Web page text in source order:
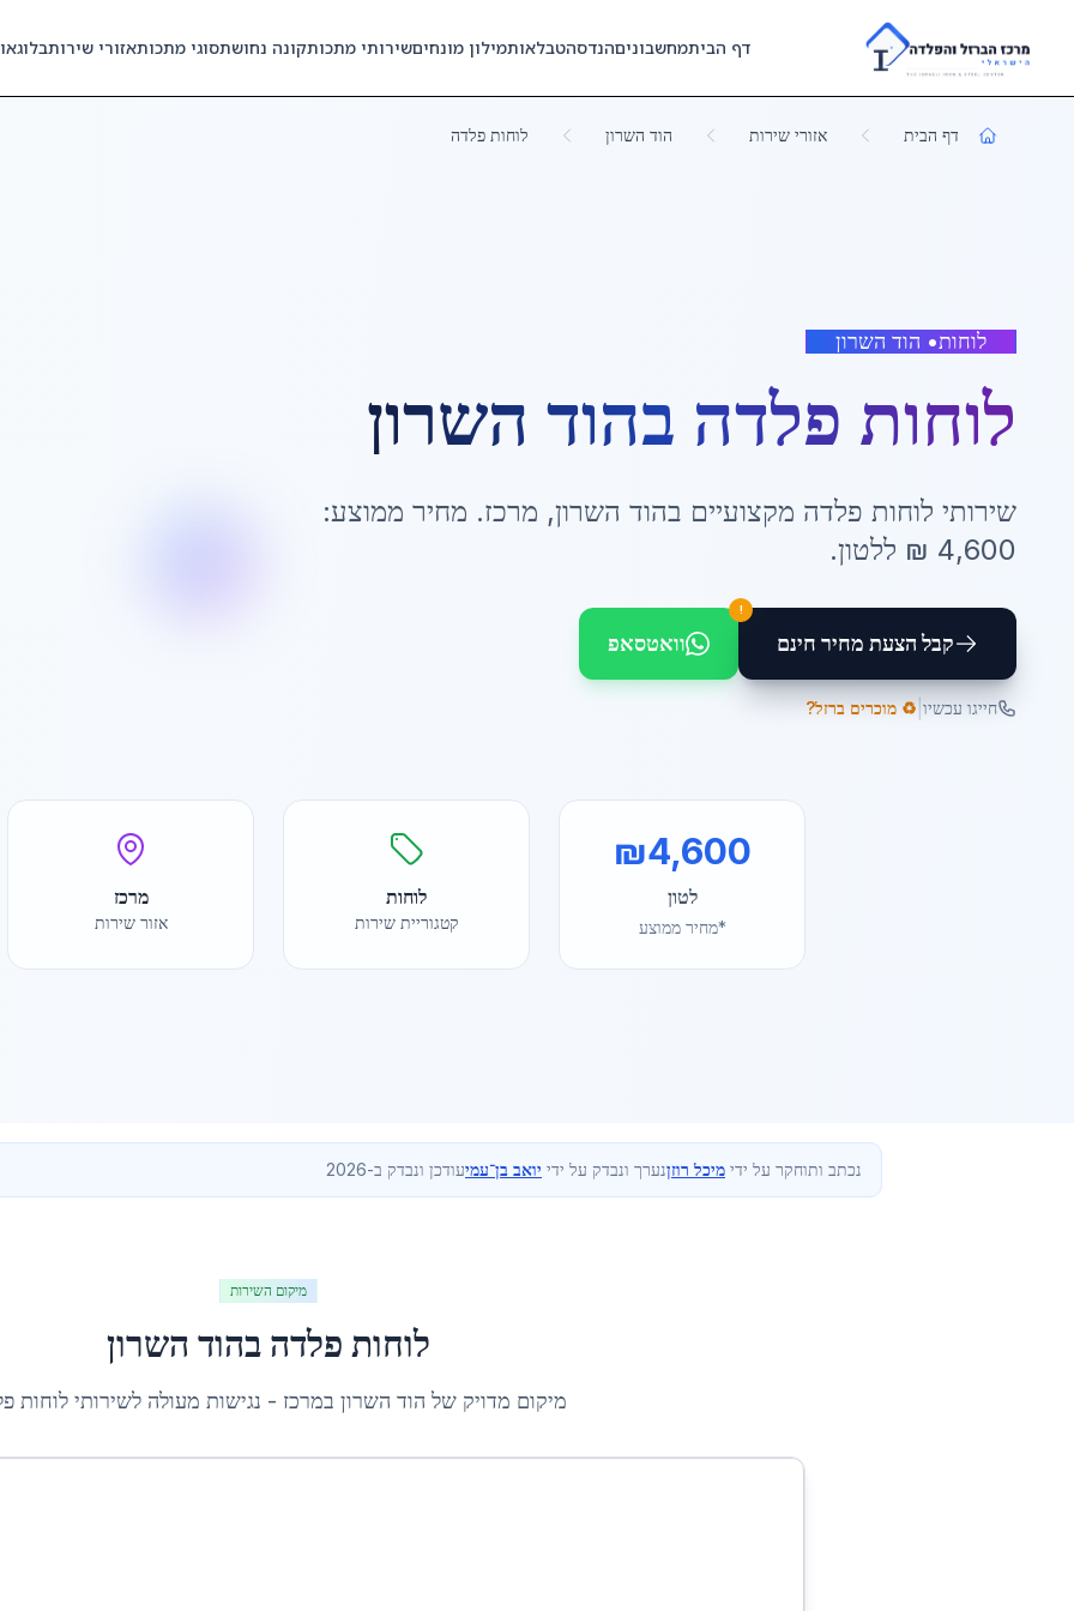
Skip to main content
דף הביתמחשבוניםהנדסהטבלאותמילון מונחיםשירותי מתכותקונה נחושתסוגי מתכותאזורי שירותבלוג
דף הבית אזורי שירות הוד השרון לוחות פלדה
לוחות• הוד השרון
לוחות פלדה בהוד השרון
שירותי לוחות פלדה מקצועיים בהוד השרון, מרכז. מחיר ממוצע:
4,600 ₪ ללטון.
קבל הצעת מחיר חינם
!
וואטסאפ
חייגו עכשיו ♻️ מוכרים ברזל?
₪4,600
לטון
*מחיר ממוצע
לוחות
קטגוריית שירות
מרכז
אזור שירות
נכתב ותוחקר על ידי מיכל רוזןנערך ונבדק על ידי יואב בן־עמיעודכן ונבדק ב-2026
מיקום השירות
לוחות פלדה בהוד השרון
מיקום מדויק של הוד השרון במרכז - נגישות מעולה לשירותילוחות